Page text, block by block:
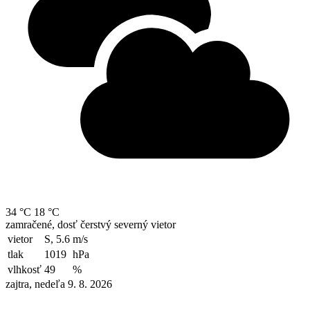
34 °C 18 °C
zamračené, dosť čerstvý severný vietor
vietor
S, 5.6 m/s
tlak
1019 hPa
vlhkosť 49
%
zajtra, nedeľa 9. 8. 2026